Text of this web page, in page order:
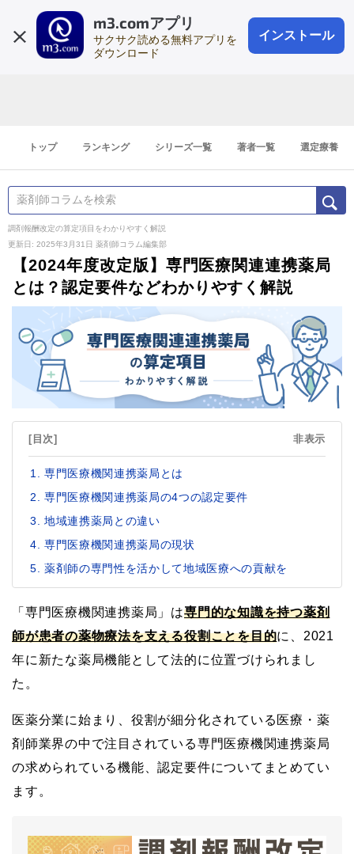
m3.comアプリ
サクサク読める無料アプリを
ダウンロード
インストール
会員登録
登録1分
トップ ランキング シリーズ一覧 著者一覧 選定療養
調剤報酬改定の算定項目をわかりやすく解説
更新日: 2025年3月31日 薬剤師コラム編集部
【2024年度改定版】専門医療関連連携薬局
とは？認定要件などわかりやすく解説
[目次] 非表示
専門医療機関連携薬局とは
専門医療機関連携薬局の4つの認定要件
地域連携薬局との違い
専門医療機関連携薬局の現状
薬剤師の専門性を活かして地域医療への貢献を
「専門医療機関連携薬局」は専門的な知識を持つ薬剤
師が患者の薬物療法を支える役割ことを目的に、2021
年に新たな薬局機能として法的に位置づけられまし
た。
医薬分業に始まり、役割が細分化されている医療・薬
剤師業界の中で注目されている専門医療機関連携薬局
の求められている機能、認定要件についてまとめてい
ます。